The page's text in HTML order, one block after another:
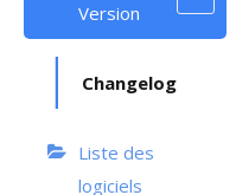
Version
Changelog
Liste des
logiciels